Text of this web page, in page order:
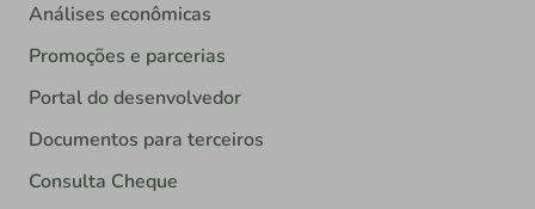
Análises econômicas
Promoções e parcerias
Portal do desenvolvedor
Documentos para terceiros
Consulta Cheque